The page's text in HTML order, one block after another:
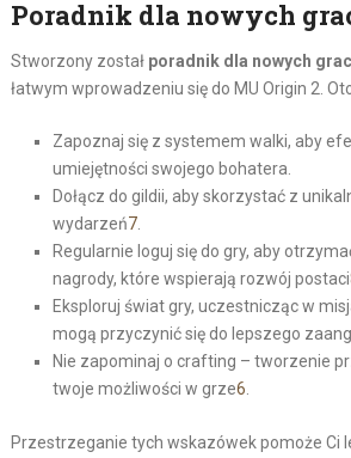
Poradnik dla nowych
Stworzony został poradnik dla nowych
łatwym wprowadzeniu się do MU Origin 2.
Zapoznaj się z systemem walki, aby
umiejętności swojego bohatera.
Dołącz do gildii, aby skorzystać z
wydarzeń7.
Regularnie loguj się do gry, aby
nagrody, które wspierają rozwój postaci
Eksploruj świat gry, uczestnicząc w
mogą przyczynić się do lepszego
Nie zapominaj o crafting – tworzenie
twoje możliwości w grze6
Przestrzeganie tych wskazówek pomoże Ci